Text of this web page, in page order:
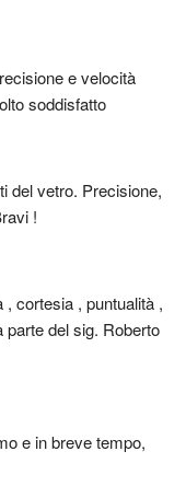
e velocità
soddisfatto
del vetro. Precisione,
!
, cortesia , puntualità ,
del sig. Roberto
e in breve tempo,